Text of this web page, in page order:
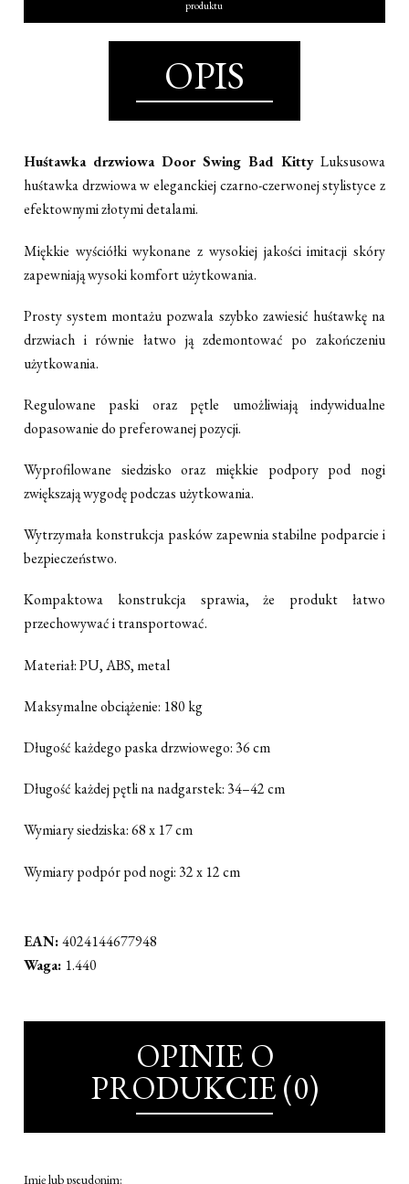
produktu
OPIS
Huśtawka drzwiowa Door Swing Bad Kitty Luksusowa
huśtawka drzwiowa w eleganckiej czarno-czerwonej stylistyce z
efektownymi złotymi detalami.
Miękkie wyściółki wykonane z wysokiej jakości imitacji skóry
zapewniają wysoki komfort użytkowania.
Prosty system montażu pozwala szybko zawiesić huśtawkę na
drzwiach i równie łatwo ją zdemontować po zakończeniu
użytkowania.
Regulowane paski oraz pętle umożliwiają indywidualne
dopasowanie do preferowanej pozycji.
Wyprofilowane siedzisko oraz miękkie podpory pod nogi
zwiększają wygodę podczas użytkowania.
Wytrzymała konstrukcja pasków zapewnia stabilne podparcie i
bezpieczeństwo.
Kompaktowa konstrukcja sprawia, że produkt łatwo
przechowywać i transportować.
Materiał: PU, ABS, metal
Maksymalne obciążenie: 180 kg
Długość każdego paska drzwiowego: 36 cm
Długość każdej pętli na nadgarstek: 34–42 cm
Wymiary siedziska: 68 x 17 cm
Wymiary podpór pod nogi: 32 x 12 cm
EAN:4024144677948
Waga: 1.440
OPINIE O
PRODUKCIE (0)
Imię lub pseudonim: